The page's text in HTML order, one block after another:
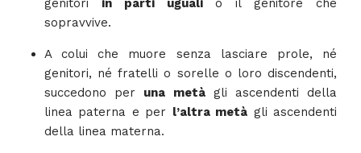
genitori in parti ugualio il genitore che
sopravvive.
A colui che muore senza lasciare prole, né
genitori, né fratelli o sorelle o loro discendenti,
succedono per una metàgli ascendenti della
linea paterna e per l’altra metà gli ascendenti
della linea materna.